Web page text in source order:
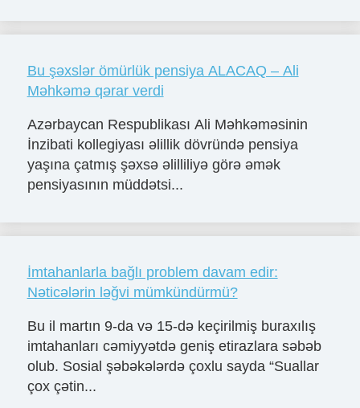
Bu şəxslər ömürlük pensiya ALACAQ – Ali
Məhkəmə qərar verdi
Azərbaycan Respublikası Ali Məhkəməsinin
İnzibati kollegiyası əlillik dövründə pensiya
yaşına çatmış şəxsə əlilliliyə görə əmək
pensiyasının müddətsi...
İmtahanlarla bağlı problem davam edir:
Nəticələrin ləğvi mümkündürmü?
Bu il martın 9-da və 15-də keçirilmiş buraxılış
imtahanları cəmiyyətdə geniş etirazlara səbəb
olub. Sosial şəbəkələrdə çoxlu sayda “Suallar
çox çətin...